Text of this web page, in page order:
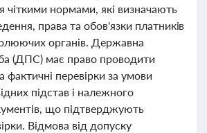
чіткими нормами, які визначають
права та обов'язки платників
органів. Державна
(ДПС) має право проводити
фактичні перевірки за умови
підстав і належного
що підтверджують
Відмова від допуску